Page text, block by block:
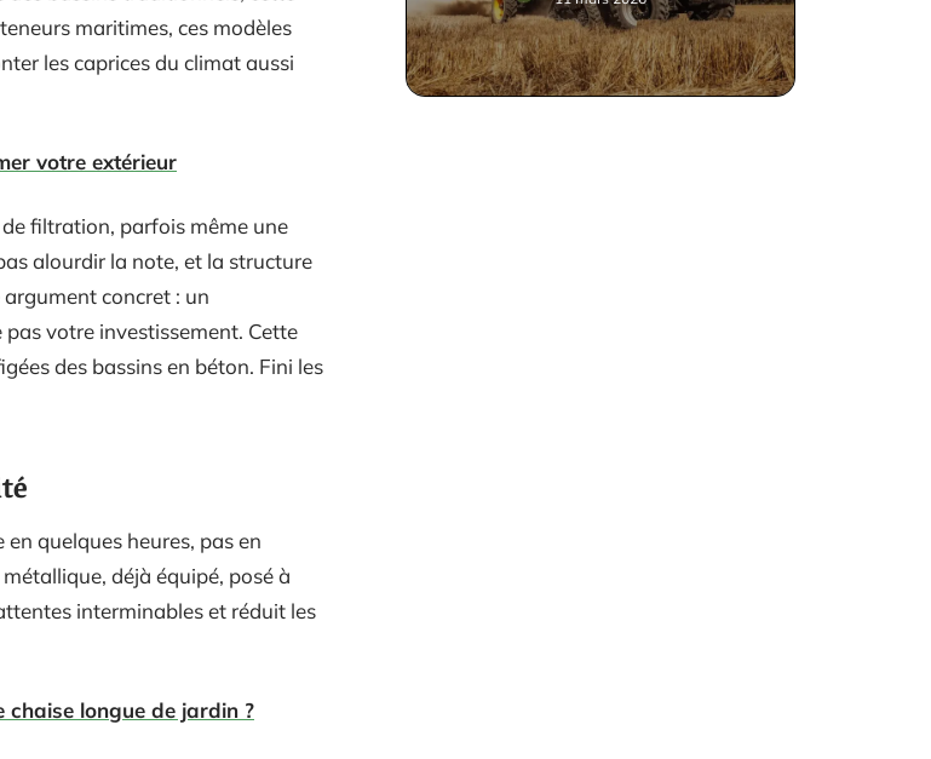
maritimes, ces modèles
les caprices du climat aussi
votre extérieur
filtration, parfois même une
alourdir la note, et la structure
concret : un
votre investissement. Cette
des bassins en béton. Fini les
quelques heures, pas en
déjà équipé, posé à
interminables et réduit les
longue de jardin ?